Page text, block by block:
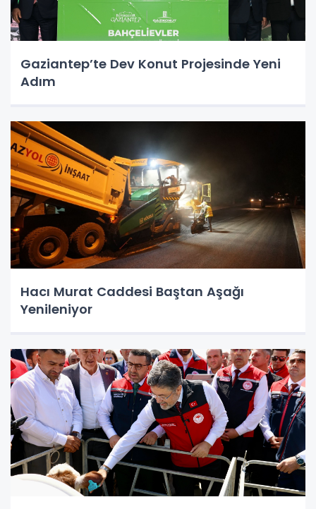
Gaziantep’te Dev Konut Projesinde Yeni
Adım
Hacı Murat Caddesi Baştan Aşağı
Yenileniyor